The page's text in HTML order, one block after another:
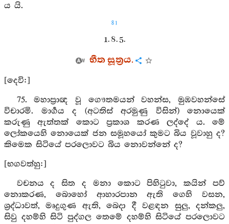
ය යි.
81
1. 8. 5.
භීත සූත්‍රය.
[දෙවි:]
75. මහාප්‍රාඥ වූ ගෞතමයන් වහන්ස, මුඹවහන්සේ
විචාරමි. මාර්‍ගය ද (අටතිස් අරමුණු විසින්) නොයෙක්
කරුණු ඇත්තක් කොට ප්‍රකාශ කරණ ලද්දේ ය. මේ
ලෝකයෙහි නොයෙක් ජන සමූහයෝ කුමට බිය වූවාහු ද?
කිමෙක සිටියේ පරලොවට බිය නොවන්නේ ද?
[භගවත්හු:]
වචනය ද සිත ද මනා කොට පිහිටුවා, කයින් පව්
නොකරණ, බොහෝ ආහාරපාන ඇති ගෙහි වසන,
ශ්‍රද්ධාවත්, මෘදුගුණ ඇති, බෙදා දී වළඳන සුලු, දන්කලු,
සිවු දහම්හි සිටි පුද්ගල තෙමේ දහම්හි සිටියේ පරලොවට